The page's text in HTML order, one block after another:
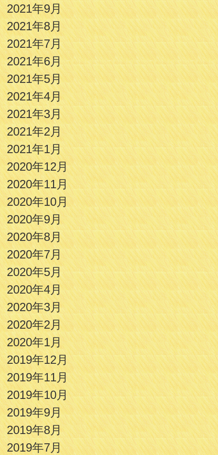
2021年9月
2021年8月
2021年7月
2021年6月
2021年5月
2021年4月
2021年3月
2021年2月
2021年1月
2020年12月
2020年11月
2020年10月
2020年9月
2020年8月
2020年7月
2020年5月
2020年4月
2020年3月
2020年2月
2020年1月
2019年12月
2019年11月
2019年10月
2019年9月
2019年8月
2019年7月